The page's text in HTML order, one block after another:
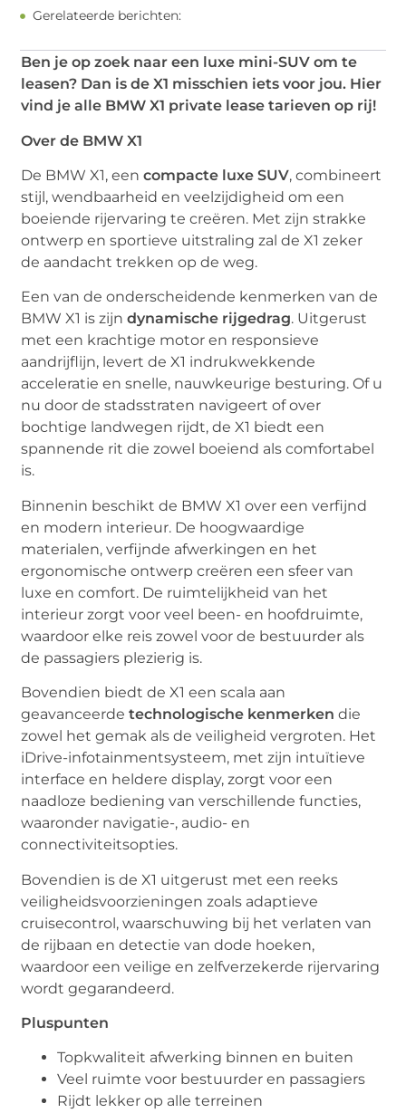
Gerelateerde berichten:
Ben je op zoek naar een luxe mini-SUV om te
leasen? Dan is de X1 misschien iets voor jou. Hier
vind je alle BMW X1 private lease tarieven op rij!
Over de BMW X1
De BMW X1, eencompacte luxe SUV, combineert
stijl, wendbaarheid en veelzijdigheid om een
boeiende rijervaring te creëren. Met zijn strakke
ontwerp en sportieve uitstraling zal de X1 zeker
de aandacht trekken op de weg.
Een van de onderscheidende kenmerken van de
BMW X1 is zijndynamische rijgedrag. Uitgerust
met een krachtige motor en responsieve
aandrijflijn, levert de X1 indrukwekkende
acceleratie en snelle, nauwkeurige besturing. Of u
nu door de stadsstraten navigeert of over
bochtige landwegen rijdt, de X1 biedt een
spannende rit die zowel boeiend als comfortabel
is.
Binnenin beschikt de BMW X1 over een verfijnd
en modern interieur. De hoogwaardige
materialen, verfijnde afwerkingen en het
ergonomische ontwerp creëren een sfeer van
luxe en comfort. De ruimtelijkheid van het
interieur zorgt voor veel been- en hoofdruimte,
waardoor elke reis zowel voor de bestuurder als
de passagiers plezierig is.
Bovendien biedt de X1 een scala aan
geavanceerdetechnologische kenmerken die
zowel het gemak als de veiligheid vergroten. Het
iDrive-infotainmentsysteem, met zijn intuïtieve
interface en heldere display, zorgt voor een
naadloze bediening van verschillende functies,
waaronder navigatie-, audio- en
connectiviteitsopties.
Bovendien is de X1 uitgerust met een reeks
veiligheidsvoorzieningen zoals adaptieve
cruisecontrol, waarschuwing bij het verlaten van
de rijbaan en detectie van dode hoeken,
waardoor een veilige en zelfverzekerde rijervaring
wordt gegarandeerd.
Pluspunten
Topkwaliteit afwerking binnen en buiten
Veel ruimte voor bestuurder en passagiers
Rijdt lekker op alle terreinen